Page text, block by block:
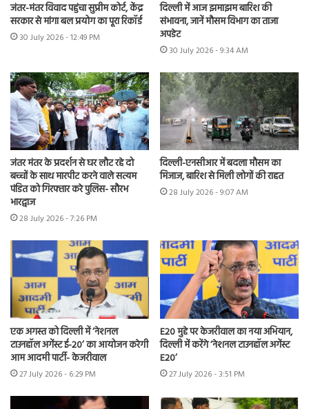
जंतर-मंतर विवाद पहुंचा सुप्रीम कोर्ट, केंद्र
सरकार से मांगा बल प्रयोग का पूरा रिकॉर्ड
30 July 2026 - 12:49 PM
दिल्ली में आज झमाझम बारिश की
संभावना, जानें मौसम विभाग का ताजा
अपडेट
30 July 2026 - 9:34 AM
जंतर मंतर के प्रदर्शन से घर लौट रहे दो
बच्चों के साथ मारपीट करने वाले सत्यम
पंडित को गिरफ्तार करे पुलिस- सौरभ
भारद्वाज
28 July 2026 - 7:26 PM
दिल्ली-एनसीआर में बदला मौसम का
मिजाज, बारिश से मिली लोगों की राहत
28 July 2026 - 9:07 AM
एक अगस्त को दिल्ली में ‘नेशनल
टाउनहॉल अगेंस्ट ई-20’ का आयोजन करेगी
आम आदमी पार्टी- केजरीवाल
27 July 2026 - 6:29 PM
E20 मुद्दे पर केजरीवाल का नया अभियान,
दिल्ली में करेंगे ‘नेशनल टाउनहॉल अगेंस्ट
E20’
27 July 2026 - 3:51 PM